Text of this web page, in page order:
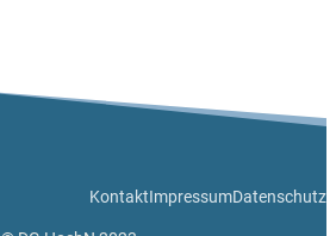
KontaktImpressumDatenschutz